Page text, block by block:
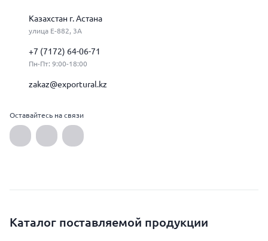
Казахстан г. Астана
улица Е-882, 3А
+7 (7172) 64-06-71
Пн-Пт: 9:00-18:00
zakaz@exportural.kz
Оставайтесь на связи
Каталог поставляемой продукции